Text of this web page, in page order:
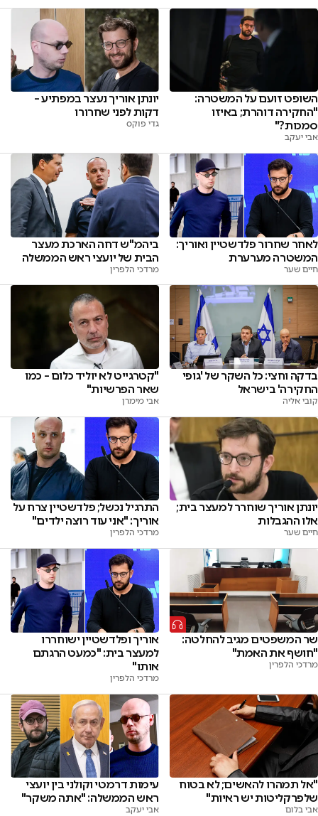
השופט זועם על המשטרה:
"החקירה דוהרת; באיזו
סמכות?"
אבי יעקב
יונתן אוריך נעצר במפתיע –
דקות לפני שחרורו
גדי פוקס
לאחר שחרור פלדשטיין ואוריך:
המשטרה מערערת
חיים שער
ביהמ"ש דחה הארכת מעצר
הבית של יועצי ראש הממשלה
מרדכי הלפרין
בדקה וחצי: כל השקר של 'גופי
החקירה' בישראל
קובי אליה
"קטרגייט לא יוליד כלום – כמו
שאר הפרשיות"
אבי מימרן
יונתן אוריך שוחרר למעצר בית;
אלו ההגבלות
חיים שער
התרגיל נכשל; פלדשטיין צרח על
אוריך: "אני עוד רוצה ילדים"
מרדכי הלפרין
שר המשפטים מגיב להחלטה:
"חושף את האמת"
מרדכי הלפרין
אוריך ופלדשטיין ישוחררו
למעצר בית: "כמעט הרגתם
אותו"
מרדכי הלפרין
"אל תמהרו להאשים; לא בטוח
שלפרקליטות יש ראיות"
אבי בלום
עימות דרמטי וקולני בין יועצי
ראש הממשלה: "אתה משקר"
אבי יעקב